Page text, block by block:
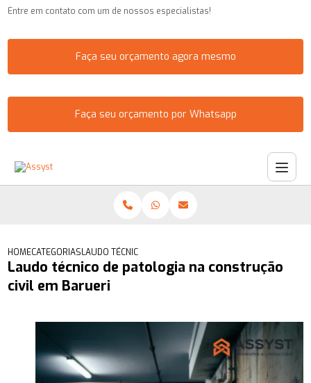
Entre em contato com um de nossos especialistas!
Faça seu orçamento agora mesmo
Faça seu orçamento por Whatsapp
HOMECATEGORIASLAUDO TÉCNICO DE PATOLOGIA NA CONSTRUÇÃO CIVIL
Laudo técnico de patologia na construção
civil em Barueri